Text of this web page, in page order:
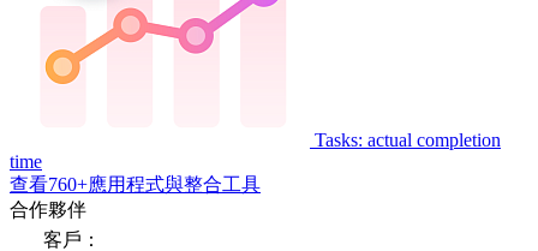
Tasks: actual completion
time
查看760+應用程式與整合工具
合作夥伴
客戶：